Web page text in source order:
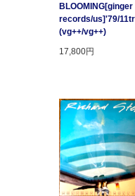
BLOOMING[ginger
records/us]'79/
(vg++/vg++)
17,800円